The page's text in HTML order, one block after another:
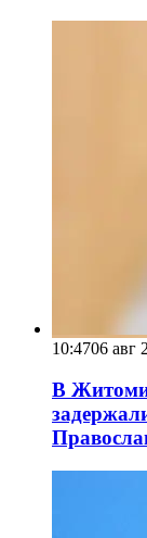
10:4706 авг
В